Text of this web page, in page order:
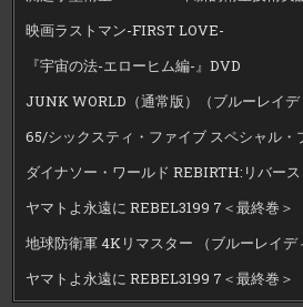
映画ラストマン-FIRST LOVE-
『宇宙の法-エローヒム編-』DVD
JUNK WORLD（通常版）（ブルーレイデ
65/シックスティ・ファイブ スペシャル・
ダイナソー・ワールド REBIRTH:リバース
ヤマトよ永遠に REBEL3199 7＜最終巻＞
地球防衛軍 4Kリマスター （ブルーレイデ
ヤマトよ永遠に REBEL3199 7＜最終巻＞